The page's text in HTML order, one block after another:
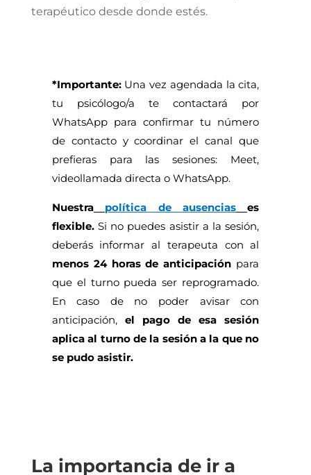
terapéutico desde donde estés.
*Importante:Una vez agendada la cita,
tu psicólogo/a te contactará por
WhatsApp para confirmar tu número
de contacto y coordinar el canal que
prefieras para las sesiones: Meet,
videollamada directa o WhatsApp.
Nuestra política de ausencias
es
flexible.Si no puedes asistir a la sesión,
deberás informar al terapeuta con al
menos 24 horas de anticipación para
que el turno pueda ser reprogramado.
En caso de no poder avisar con
anticipación, el pago de esa sesión
aplica al turno de la sesión a la que no
se pudo asistir.
La importancia de ir a